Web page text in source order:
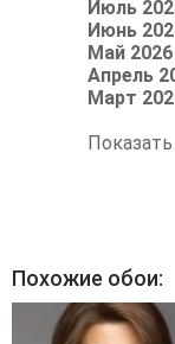
Июль
Июнь
Май
Апрель
Март
Похожие обои: